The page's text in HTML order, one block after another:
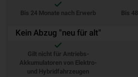
Bis 24 Monate nach Erwerb Bis
Kein Abzug "neu für alt"
Gilt nicht für Antriebs-
Akkumulatoren von Elektro-
und Hybridfahrzeugen